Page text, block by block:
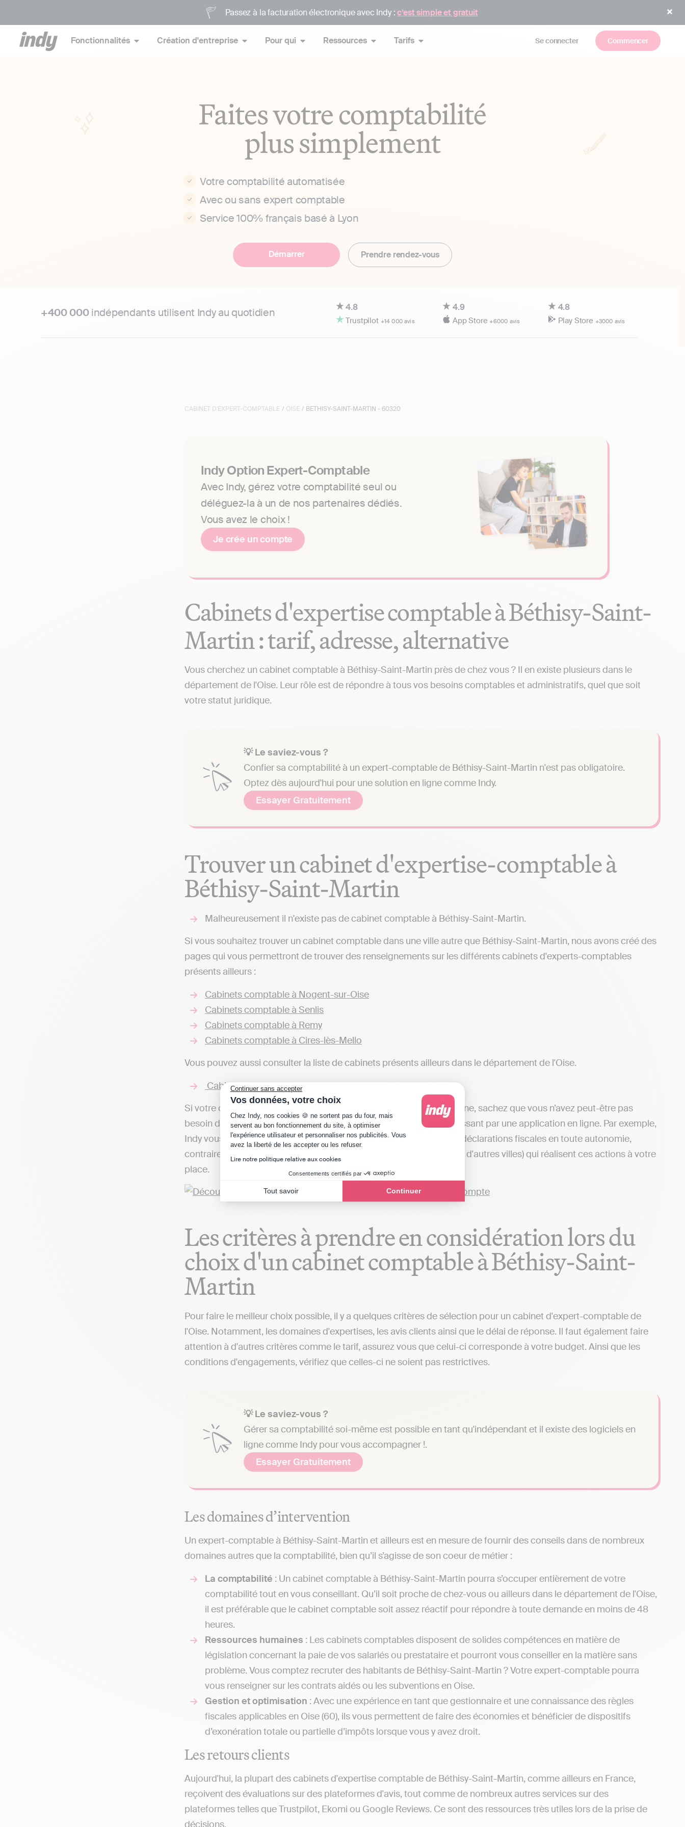
Continuer sans accepter
Vos données, votre choix
Plateforme de Gestion du Consentement : Personnalisez vos Options
Chez Indy, nos cookies 🍪 ne sortent pas du four, mais
servent au bon fonctionnement du site, à optimiser
l'expérience utilisateur et personnaliser nos publicités. Vous
avez la liberté de les accepter ou les refuser.
Lire notre politique relative aux cookies
Consentements certifiés par
Tout savoir Continuer
Axeptio consent
Passez à la facturation électronique avec Indy :c’est simple et gratuit
Fonctionnalités Création d'entreprise Pour qui Ressources Tarifs Se connecter Commencer
Faites votre comptabilité
plus simplement
Votre comptabilité automatisée
Avec ou sans expert comptable
Service 100% français basé à Lyon
Démarrer Prendre rendez-vous
+400 000indépendants utilisent Indy au quotidien 4.8
Trustpilot +14 000 avis
4.9
App Store+6000 avis
4.8
Play Store +3000 avis
CABINET D'EXPERT-COMPTABLE / OISE / BETHISY-SAINT-MARTIN - 60320
Indy Option Expert-Comptable
Avec Indy, gérez votre comptabilité seul ou
déléguez-la à un de nos partenaires dédiés.
Vous avez le choix !
Je crée un compte
Cabinets d'expertise comptable à Béthisy-Saint-
Martin : tarif, adresse, alternative
Vous cherchez un cabinet comptable à Béthisy-Saint-Martin près de chez vous ? Il en existe plusieurs dans le
département de l'Oise. Leur rôle est de répondre à tous vos besoins comptables et administratifs, quel que soit
votre statut juridique.
💡 Le saviez-vous ?
Confier sa comptabilité à un expert-comptable de Béthisy-Saint-Martin n'est pas obligatoire.
Optez dès aujourd'hui pour une solution en ligne comme Indy.
Essayer Gratuitement
Trouver un cabinet d'expertise-comptable à
Béthisy-Saint-Martin
Malheureusement il n'existe pas de cabinet comptable à Béthisy-Saint-Martin.
Si vous souhaitez trouver un cabinet comptable dans une ville autre que Béthisy-Saint-Martin, nous avons créé des
pages qui vous permettront de trouver des renseignements sur les différents cabinets d'experts-comptables
présents ailleurs :
Cabinets comptable à Nogent-sur-Oise
Cabinets comptable à Senlis
Cabinets comptable à Remy
Cabinets comptable à Cires-lès-Mello
Vous pouvez aussi consulter la liste de cabinets présents ailleurs dans le département de l'Oise.
Cabinets comptable en Oise
Si votre objectif est de réaliser votre comptabilité directement en ligne, sachez que vous n’avez peut-être pas
besoin d’un cabinet comptable et qu’il est possible de le faire en passant par une application en ligne. Par exemple,
Indy vous permettra de gérer votre comptabilité et transmettre vos déclarations fiscales en toute autonomie,
contrairement aux cabinets comptables (de Béthisy-Saint-Martin ou d'autres villes) qui réalisent ces actions à votre
place.
Les critères à prendre en considération lors du
choix d'un cabinet comptable à Béthisy-Saint-
Martin
Pour faire le meilleur choix possible, il y a quelques critères de sélection pour un cabinet d'expert-comptable de
l'Oise. Notamment, les domaines d'expertises, les avis clients ainsi que le délai de réponse. Il faut également faire
attention à d'autres critères comme le tarif, assurez vous que celui-ci corresponde à votre budget. Ainsi que les
conditions d'engagements, vérifiez que celles-ci ne soient pas restrictives.
💡 Le saviez-vous ?
Gérer sa comptabilité soi-même est possible en tant qu'indépendant et il existe des logiciels en
ligne comme Indy pour vous accompagner !.
Essayer Gratuitement
Les domaines d’intervention
Un expert-comptable à Béthisy-Saint-Martin et ailleurs est en mesure de fournir des conseils dans de nombreux
domaines autres que la comptabilité, bien qu’il s’agisse de son coeur de métier :
La comptabilité : Un cabinet comptable à Béthisy-Saint-Martin pourra s’occuper entièrement de votre
comptabilité tout en vous conseillant. Qu’il soit proche de chez-vous ou ailleurs dans le département de l'Oise,
il est préférable que le cabinet comptable soit assez réactif pour répondre à toute demande en moins de 48
heures.
Ressources humaines : Les cabinets comptables disposent de solides compétences en matière de
législation concernant la paie de vos salariés ou prestataire et pourront vous conseiller en la matière sans
problème. Vous comptez recruter des habitants de Béthisy-Saint-Martin ? Votre expert-comptable pourra
vous renseigner sur les contrats aidés ou les subventions en Oise.
Gestion et optimisation : Avec une expérience en tant que gestionnaire et une connaissance des règles
fiscales applicables en Oise (60), ils vous permettent de faire des économies et bénéficier de dispositifs
d’exonération totale ou partielle d’impôts lorsque vous y avez droit.
Les retours clients
Aujourd'hui, la plupart des cabinets d'expertise comptable de Béthisy-Saint-Martin, comme ailleurs en France,
reçoivent des évaluations sur des plateformes d'avis, tout comme de nombreux autres services sur des
plateformes telles que Trustpilot, Ekomi ou Google Reviews. Ce sont des ressources très utiles lors de la prise de
décisions.